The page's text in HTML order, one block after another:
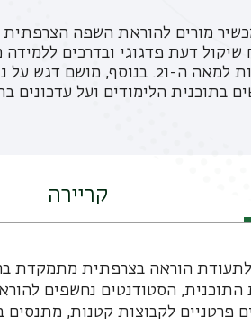
מורים להוראת השפה הצרפתית
דעת פדגוגי ובדרכים
הקניית מיומנויות המתאימות למאה ה-21.
בתוכנית הלימודים ועל עדכונים
קריירה
לתעודת הוראה בצרפתית מתמקדת
הסטודנטים נחשפים
פרטניים לקבוצות קטנות,